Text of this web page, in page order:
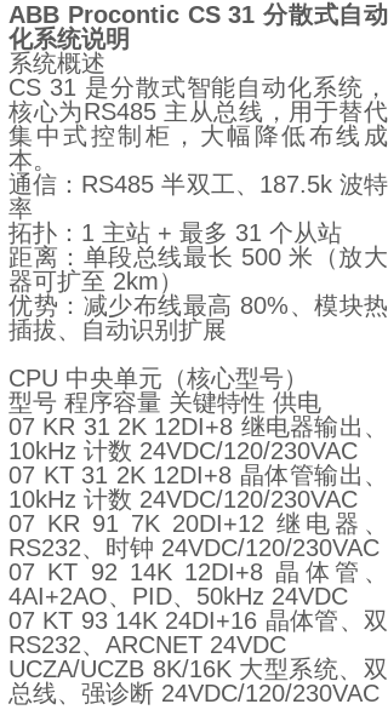
ABB Procontic CS 31 分散式自动
化系统说明
系统概述
CS 31 是分散式智能自动化系统，
核心为RS485 主从总线，用于替代
集中式控制柜，大幅降低布线成
本。
通信：RS485 半双工、187.5k 波特
率
拓扑：1 主站 + 最多 31 个从站
距离：单段总线最长 500 米（放大
器可扩至 2km）
优势：减少布线最高 80%、模块热
插拔、自动识别扩展
CPU 中央单元（核心型号）
型号 程序容量 关键特性 供电
07 KR 31 2K 12DI+8 继电器输出、
10kHz 计数 24VDC/120/230VAC
07 KT 31 2K 12DI+8 晶体管输出、
10kHz 计数 24VDC/120/230VAC
07 KR 91 7K 20DI+12 继电器、
RS232、时钟 24VDC/120/230VAC
07 KT 92 14K 12DI+8 晶体管、
4AI+2AO、PID、50kHz 24VDC
07 KT 93 14K 24DI+16 晶体管、双
RS232、ARCNET 24VDC
UCZA/UCZB 8K/16K 大型系统、双
总线、强诊断 24VDC/120/230VAC